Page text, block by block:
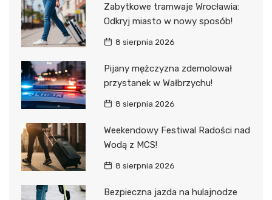
Zabytkowe tramwaje Wrocławia:
Odkryj miasto w nowy sposób!
8 sierpnia 2026
Pijany mężczyzna zdemolował
przystanek w Wałbrzychu!
8 sierpnia 2026
Weekendowy Festiwal Radości nad
Wodą z MCS!
8 sierpnia 2026
Bezpieczna jazda na hulajnodze